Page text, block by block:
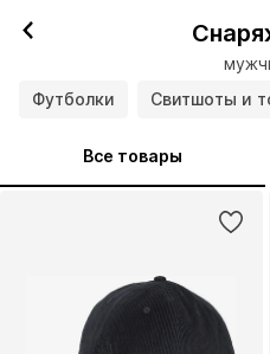
Футболки
Свитшоты и
Все товары